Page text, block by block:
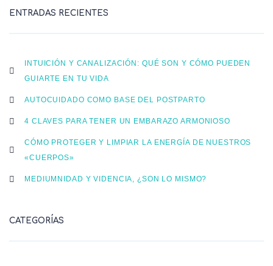
ENTRADAS RECIENTES
INTUICIÓN Y CANALIZACIÓN: QUÉ SON Y CÓMO PUEDEN
GUIARTE EN TU VIDA
AUTOCUIDADO COMO BASE DEL POSTPARTO
4 CLAVES PARA TENER UN EMBARAZO ARMONIOSO
CÓMO PROTEGER Y LIMPIAR LA ENERGÍA DE NUESTROS
«CUERPOS»
MEDIUMNIDAD Y VIDENCIA, ¿SON LO MISMO?
CATEGORÍAS